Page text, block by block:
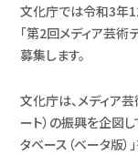
文化庁では令和3年12
「第2回メディア芸術
募集します。
文化庁は、メディア芸
ート）の振興を企図
タベース（ベータ版）